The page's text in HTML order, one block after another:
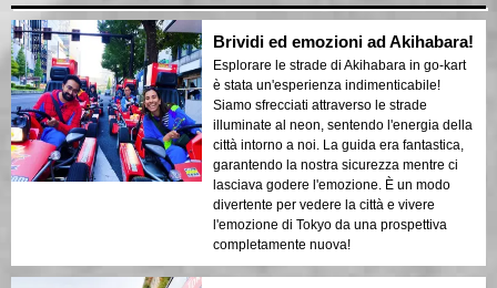
Brividi ed emozioni ad Akihabara!
Esplorare le strade di Akihabara in go-kart
è stata un'esperienza indimenticabile!
Siamo sfrecciati attraverso le strade
illuminate al neon, sentendo l'energia della
città intorno a noi. La guida era fantastica,
garantendo la nostra sicurezza mentre ci
lasciava godere l'emozione. È un modo
divertente per vedere la città e vivere
l'emozione di Tokyo da una prospettiva
completamente nuova!